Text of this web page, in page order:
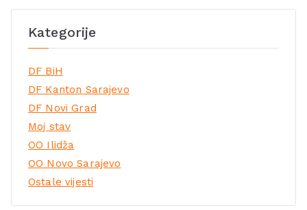
Kategorije
DF BiH
DF Kanton Sarajevo
DF Novi Grad
Moj stav
OO Ilidža
OO Novo Sarajevo
Ostale vijesti